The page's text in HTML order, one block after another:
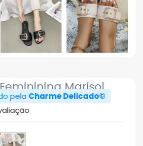
Marisol
pela Charme Delicado©